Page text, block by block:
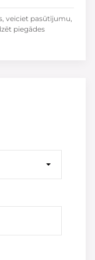
veiciet pasūtījumu,
piegādes